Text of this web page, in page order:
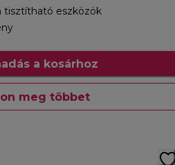
tisztítható eszközök
a kosárhoz
meg többet